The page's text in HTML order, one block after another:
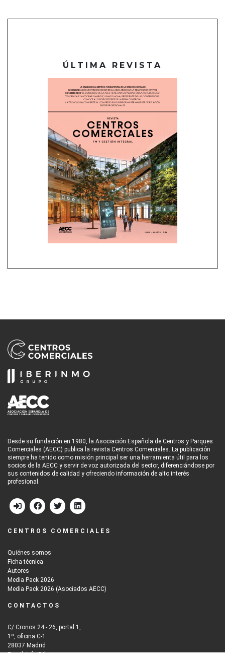
ÚLTIMA REVISTA
Desde su fundación en 1980, la Asociación Española de Centros y Parques
Comerciales (AECC) publica la revista Centros Comerciales. La publicación
siempre ha tenido como misión principal ser una herramienta útil para los
socios de la AECC y servir de voz autorizada del sector, diferenciándose por
sus contenidos de calidad y ofreciendo información de alto interés
profesional.
CENTROS COMERCIALES
Quiénes somos
Ficha técnica
Autores
Media Pack 2026
Media Pack 2026 (Asociados AECC)
CONTACTOS
C/ Cronos 24 - 26, portal 1,
1º, oficina C-1
28037 Madrid
Email: info@iberinmo.com